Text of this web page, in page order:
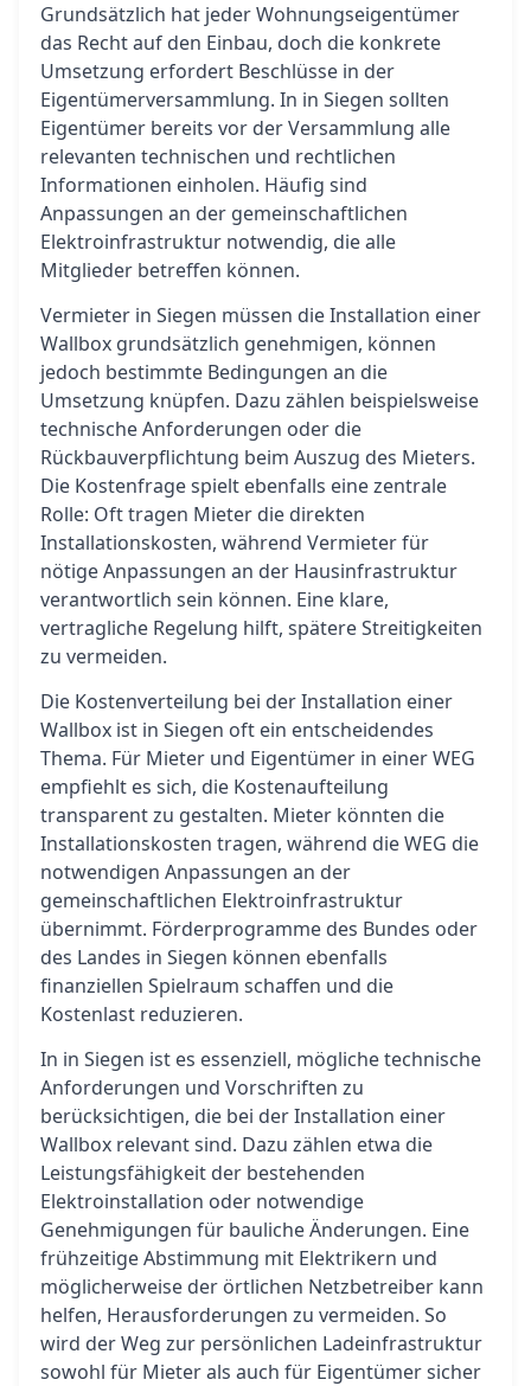
Grundsätzlich hat jeder Wohnungseigentümer
das Recht auf den Einbau, doch die konkrete
Umsetzung erfordert Beschlüsse in der
Eigentümerversammlung. In in Siegen sollten
Eigentümer bereits vor der Versammlung alle
relevanten technischen und rechtlichen
Informationen einholen. Häufig sind
Anpassungen an der gemeinschaftlichen
Elektroinfrastruktur notwendig, die alle
Mitglieder betreffen können.
Vermieter in Siegen müssen die Installation einer
Wallbox grundsätzlich genehmigen, können
jedoch bestimmte Bedingungen an die
Umsetzung knüpfen. Dazu zählen beispielsweise
technische Anforderungen oder die
Rückbauverpflichtung beim Auszug des Mieters.
Die Kostenfrage spielt ebenfalls eine zentrale
Rolle: Oft tragen Mieter die direkten
Installationskosten, während Vermieter für
nötige Anpassungen an der Hausinfrastruktur
verantwortlich sein können. Eine klare,
vertragliche Regelung hilft, spätere Streitigkeiten
zu vermeiden.
Die Kostenverteilung bei der Installation einer
Wallbox ist in Siegen oft ein entscheidendes
Thema. Für Mieter und Eigentümer in einer WEG
empfiehlt es sich, die Kostenaufteilung
transparent zu gestalten. Mieter könnten die
Installationskosten tragen, während die WEG die
notwendigen Anpassungen an der
gemeinschaftlichen Elektroinfrastruktur
übernimmt. Förderprogramme des Bundes oder
des Landes in Siegen können ebenfalls
finanziellen Spielraum schaffen und die
Kostenlast reduzieren.
In in Siegen ist es essenziell, mögliche technische
Anforderungen und Vorschriften zu
berücksichtigen, die bei der Installation einer
Wallbox relevant sind. Dazu zählen etwa die
Leistungsfähigkeit der bestehenden
Elektroinstallation oder notwendige
Genehmigungen für bauliche Änderungen. Eine
frühzeitige Abstimmung mit Elektrikern und
möglicherweise der örtlichen Netzbetreiber kann
helfen, Herausforderungen zu vermeiden. So
wird der Weg zur persönlichen Ladeinfrastruktur
sowohl für Mieter als auch für Eigentümer sicher